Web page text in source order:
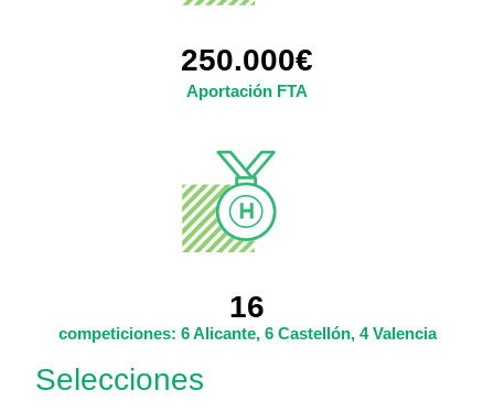
250.000€
Aportación FTA
16
competiciones: 6 Alicante, 6 Castellón, 4 Valencia
Selecciones